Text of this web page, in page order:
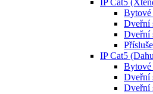
IP Cat5
Dveřní
Dveřní
IP Cat5
Dveřní
Dveřní